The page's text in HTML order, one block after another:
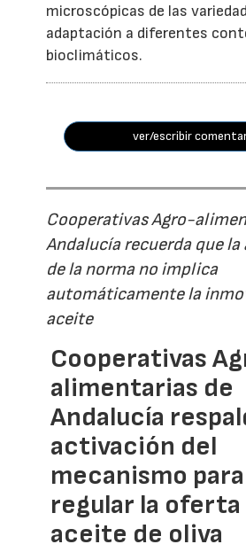
microscópicas de las
adaptación a diferentes
bioclimáticos.
ver/escribir
Cooperativas Agro-
Andalucía recuerda que
de la norma no implica
automáticamente la
aceite
Cooperativas
alimentarias de
Andalucía
activación del
mecanismo para
regular la oferta
aceite de oliva